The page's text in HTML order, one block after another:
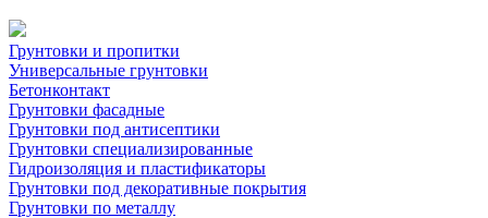
Грунтовки и пропитки
Универсальные грунтовки
Бетонконтакт
Грунтовки фасадные
Грунтовки под антисептики
Грунтовки специализированные
Гидроизоляция и пластификаторы
Грунтовки под декоративные покрытия
Грунтовки по металлу